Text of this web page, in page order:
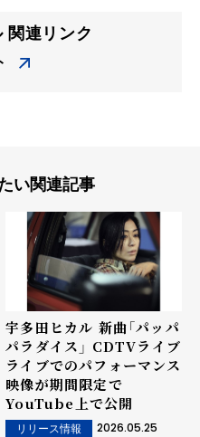
関連リンク
い関連記事
宇多田ヒカル 新曲「パッパ
パラダイス」 CDTVライブ
ライブでのパフォーマンス
映像が期間限定で
YouTube上で公開
リリース情報 2026.05.25